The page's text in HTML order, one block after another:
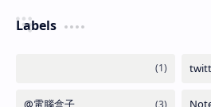
Labels